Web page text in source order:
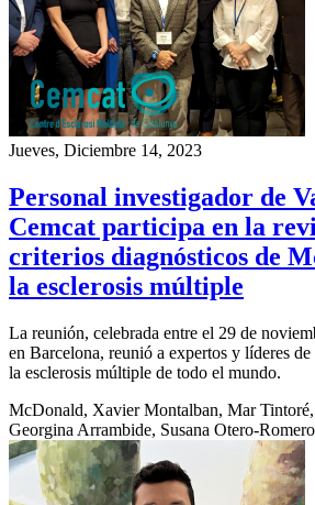
Jueves, Diciembre 14, 2023
Personal investigador de
Cemcat participa en la
criterios diagnósticos de
la esclerosis múltiple
La reunión, celebrada entre el 29 de
en Barcelona, ​​reunió a expertos y líderes
la esclerosis múltiple de todo el mundo.
McDonald, Xavier Montalban, Mar Tintoré,
Georgina Arrambide, Susana Otero-Romero